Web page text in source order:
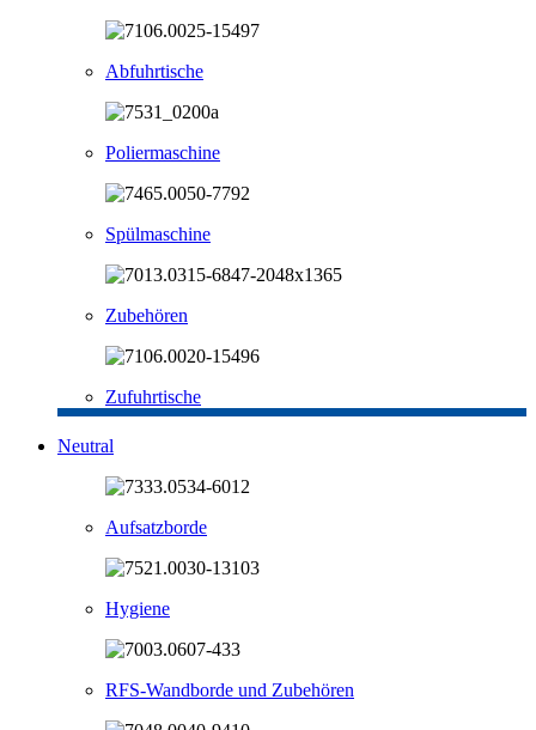
Abfuhrtische
Poliermaschine
Spülmaschine
Zubehören
Zufuhrtische
Neutral
Aufsatzborde
Hygiene
RFS-Wandborde und Zubehören